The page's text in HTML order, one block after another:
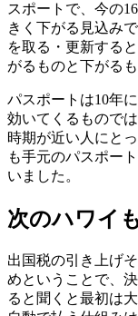
スポートで、今の
きく下がる見込み
を取る・更新する
がるものと下がる
パスポートは10年
効いてくるもので
時期が近い人にと
も手元のパスポー
いました。
次のハワイ
出国税の引き上げ
めということで、
ると聞くと最初は